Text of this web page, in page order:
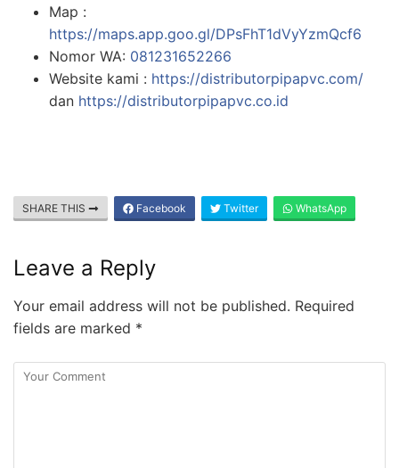
Map :
https://maps.app.goo.gl/DPsFhT1dVyYzmQcf6
Nomor WA: 081231652266
Website kami : https://distributorpipapvc.com/
dan https://distributorpipapvc.co.id
SHARE THIS Facebook Twitter WhatsApp
Leave a Reply
Your email address will not be published. Required
fields are marked *